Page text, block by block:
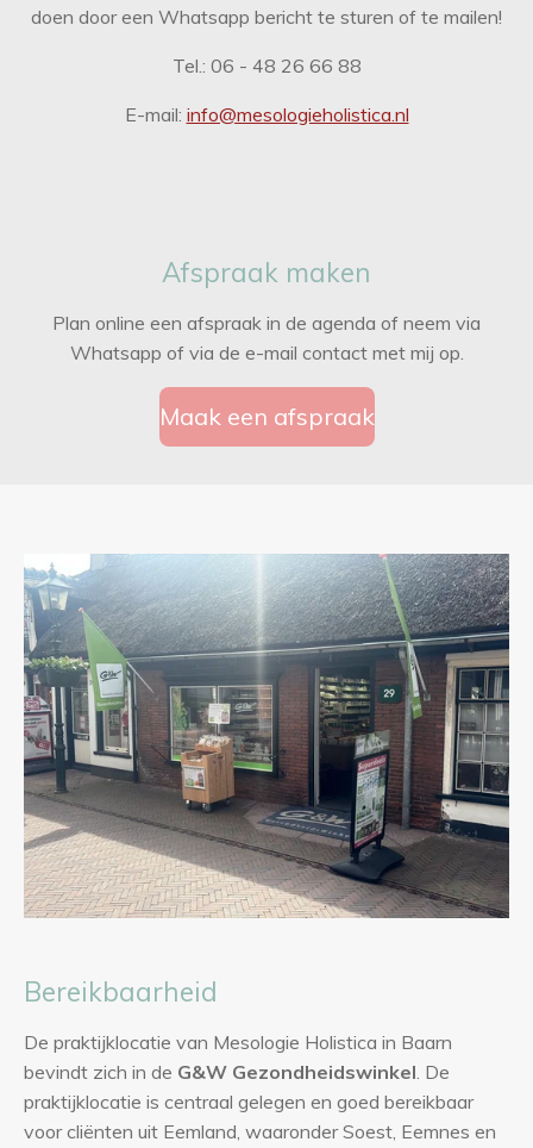
doen door een Whatsapp bericht te sturen of te mailen!
Tel.: 06 - 48 26 66 88
E-mail: info@mesologieholistica.nl
Afspraak maken
Plan online een afspraak in de agenda of neem via
Whatsapp of via de e-mail contact met mij op.
Maak een afspraak
Bereikbaarheid
De praktijklocatie van Mesologie Holistica in Baarn
bevindt zich in de G&W Gezondheidswinkel. De
praktijklocatie is centraal gelegen en goed bereikbaar
voor cliënten uit Eemland, waaronder Soest, Eemnes en